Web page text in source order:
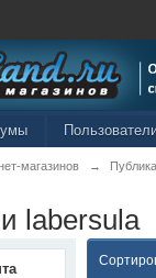
магазинов →
labersula